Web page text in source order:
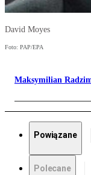
David Moyes
Foto: PAP/EPA
Maksymilian
Powiązane
Polecane